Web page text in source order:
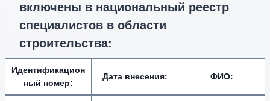
включены в национальный реестр
специалистов в области
строительства:
Идентификацион
ный номер:
Дата внесения: ФИО: